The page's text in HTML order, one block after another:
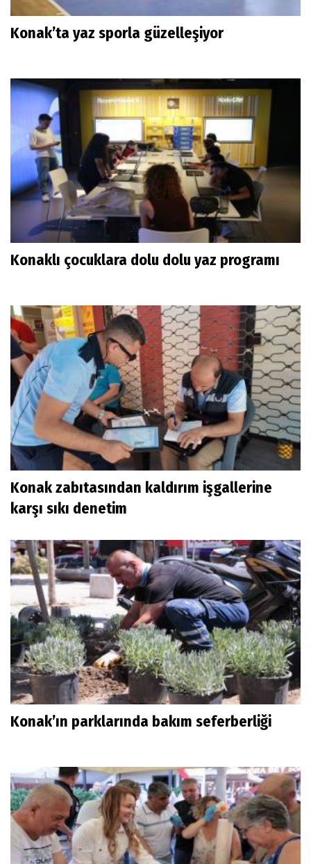
Konak’ta yaz sporla güzelleşiyor
Konaklı çocuklara dolu dolu yaz programı
Konak zabıtasından kaldırım işgallerine
karşı sıkı denetim
Konak’ın parklarında bakım seferberliği